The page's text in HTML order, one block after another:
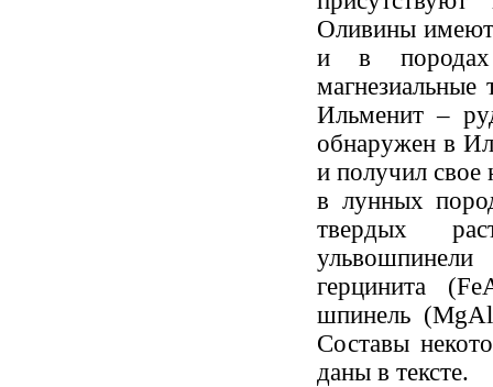
Оливины имеют
и в породах
магнезиальные
Ильменит –
обнаружен в
и получил
в лунных
твердых
герцинита
шпинель
Составы
даны в тексте.